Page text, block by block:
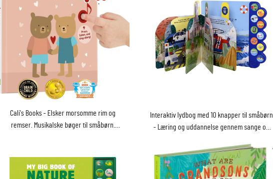
Cali's Books - Elsker morsomme rim og
remser. Musikalske bøger til småbørn.
Interaktiv lydbog med 10 knapper til småbørn
- Læring og uddannelse gennem sange og